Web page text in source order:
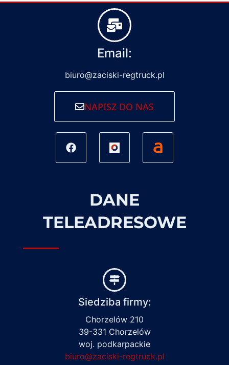
Email:
biuro@zaciski-regtruck.pl
NAPISZ DO NAS
DANE
TELEADRESOWE
Siedziba firmy:
Chorzelów 210
39-331 Chorzelów
woj. podkarpackie
biuro@zaciski-regtruck.pl